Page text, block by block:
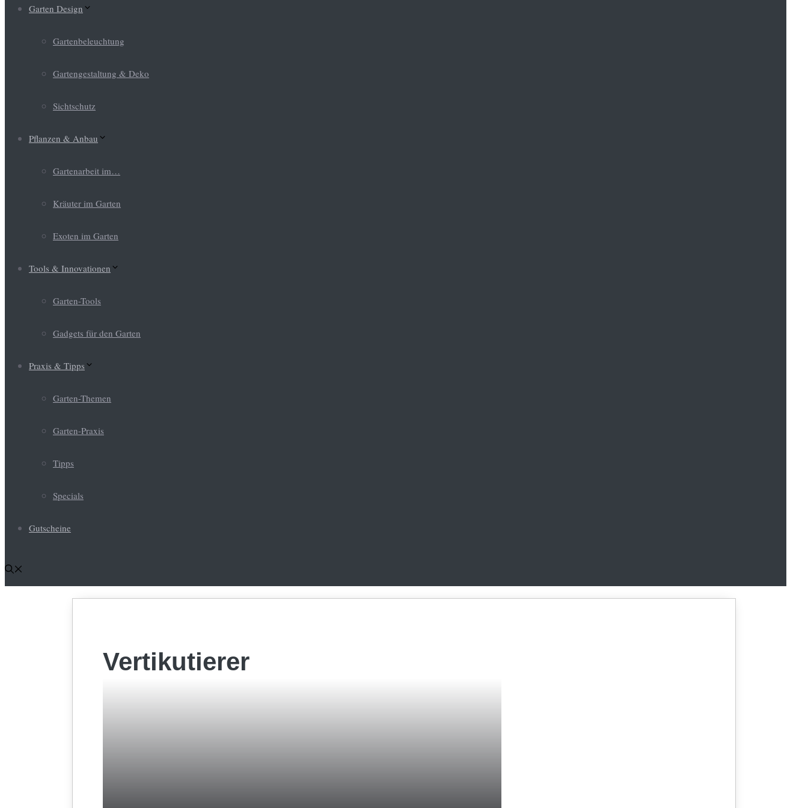
Garten Design
Gartenbeleuchtung
Gartengestaltung & Deko
Sichtschutz
Pflanzen & Anbau
Gartenarbeit im…
Kräuter im Garten
Exoten im Garten
Tools & Innovationen
Garten-Tools
Gadgets für den Garten
Praxis & Tipps
Garten-Themen
Garten-Praxis
Tipps
Specials
Gutscheine
Vertikutierer